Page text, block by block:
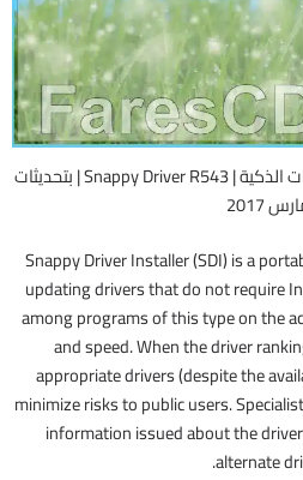
إصدار جديد من اسطوانة التعريفات الذكية | Snappy Driver R543 | بتحديثات
2017
Snappy Driver Installer (SDI) is a
updating drivers that do not require
among programs of this type on the
and speed. When the driver
appropriate drivers (despite the
minimize risks to public users.
information issued about the
alternate